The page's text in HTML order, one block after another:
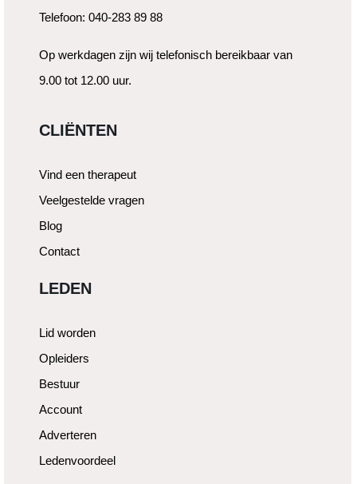
Telefoon: 040-283 89 88
Op werkdagen zijn wij telefonisch bereikbaar van
9.00 tot 12.00 uur.
CLIËNTEN
Vind een therapeut
Veelgestelde vragen
Blog
Contact
LEDEN
Lid worden
Opleiders
Bestuur
Account
Adverteren
Ledenvoordeel